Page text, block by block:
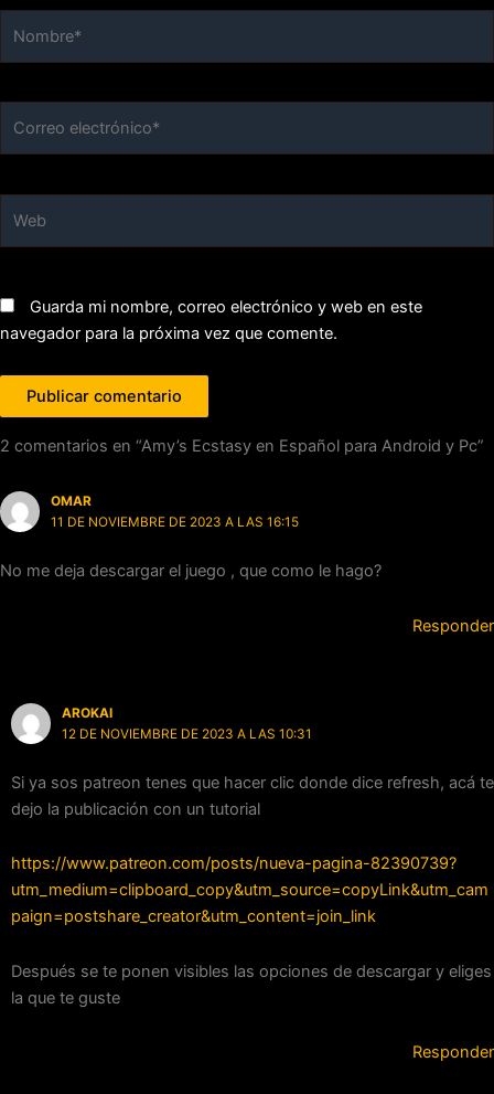
Guarda mi nombre, correo electrónico y web en este
navegador para la próxima vez que comente.
2 comentarios en “Amy’s Ecstasy en Español para Android y Pc”
OMAR
11 DE NOVIEMBRE DE 2023 A LAS 16:15
No me deja descargar el juego , que como le hago?
Responder
AROKAI
12 DE NOVIEMBRE DE 2023 A LAS 10:31
Si ya sos patreon tenes que hacer clic donde dice refresh, acá te
dejo la publicación con un tutorial
https://www.patreon.com/posts/nueva-pagina-82390739?
utm_medium=clipboard_copy&utm_source=copyLink&utm_cam
paign=postshare_creator&utm_content=join_link
Después se te ponen visibles las opciones de descargar y eliges
la que te guste
Responder